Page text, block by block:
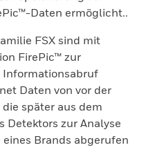
Daten ermöglicht..
FSX sind mit
FirePic™ zur
Informationsabruf
Daten von vor der
später aus dem
zur Analyse
Brands abgerufen